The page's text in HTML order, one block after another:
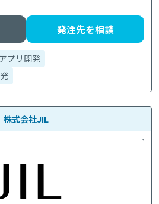
発注先を相談
アプリ開発
株式会社JIL